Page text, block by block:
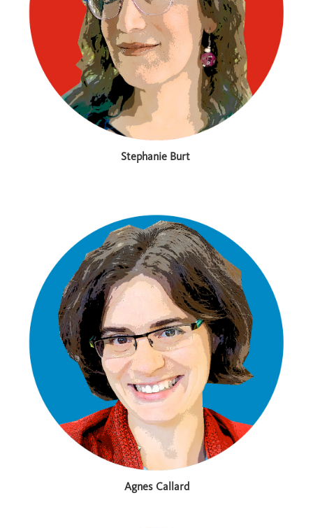
Stephanie Burt
Agnes Callard